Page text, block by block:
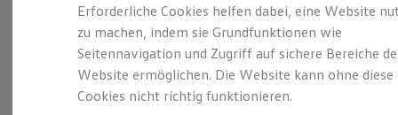
Leasing
Leasing-Angebote
Gebrauchtwagen Leasing
Junge Gebrauchtwagen-Leasing
Elektroauto Leasing
Kleinwagen-Leasing
Leasing ohne Anzahlung
Abenteuer Leben. Der
Tiguan.
Erforderliche Cookies helfen dabei, eine Website
zu machen, indem sie Grundfunktionen wie
Seitennavigation und Zugriff auf sichere Bereiche
Website ermöglichen. Die Website kann ohne diese
Cookies nicht richtig funktionieren.